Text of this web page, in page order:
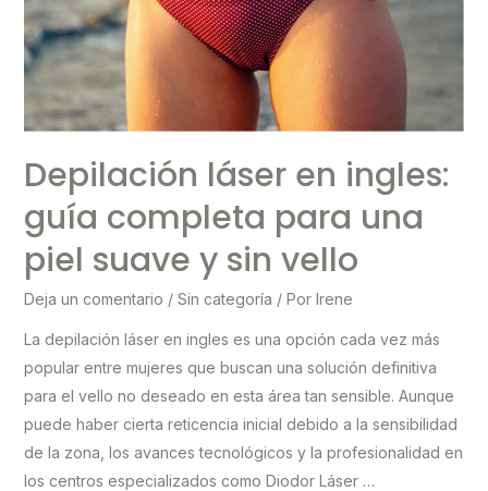
Depilación láser en ingles:
guía completa para una
piel suave y sin vello
Deja un comentario / Sin categoría / Por Irene
La depilación láser en ingles es una opción cada vez más
popular entre mujeres que buscan una solución definitiva
para el vello no deseado en esta área tan sensible. Aunque
puede haber cierta reticencia inicial debido a la sensibilidad
de la zona, los avances tecnológicos y la profesionalidad en
los centros especializados como Diodor Láser …